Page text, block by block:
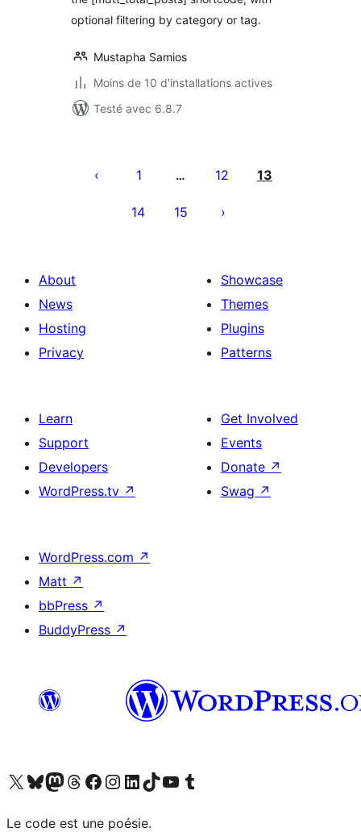
optional filtering by category or tag.
Mustapha Samios
Moins de 10 d'installations actives
Testé avec 6.8.7
des
1 … 12 13
14 15
About
News
Hosting
Privacy
Showcase
Themes
Plugins
Patterns
Learn
Support
Developers
WordPress.tv ↗
Get Involved
Events
Donate ↗
Swag ↗
WordPress.com ↗
Matt ↗
bbPress ↗
BuddyPress ↗
Visit our X (formerly Twitter) account
Visitez notre compte Bluesky
Visit our Mastodon account
Visitez notre compte Threads
Visit our Facebook page
Visit our Instagram account
Visit our LinkedIn account
Visitez notre compte TikTok
Visit our YouTube channel
Visitez notre compte Tumblr
Le code est une poésie.